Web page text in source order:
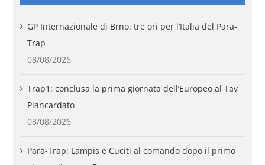
GP Internazionale di Brno: tre ori per l’Italia del Para-
Trap
08/08/2026
Trap1: conclusa la prima giornata dell’Europeo al Tav
Piancardato
08/08/2026
Para-Trap: Lampis e Cuciti al comando dopo il primo